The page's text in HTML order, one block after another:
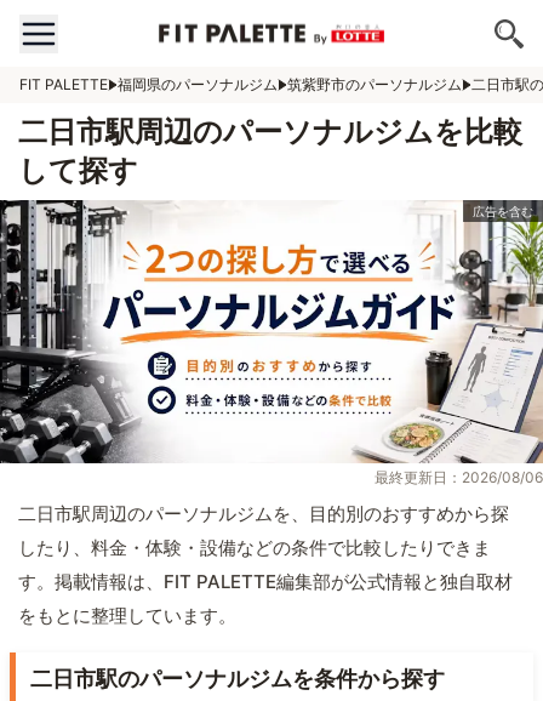
FIT PALETTE 福岡県のパーソナルジム 筑紫野市のパーソナルジム 二日市駅
二日市駅周辺のパーソナルジムを比較
して探す
最終更新日：2026/08/06
二日市駅周辺のパーソナルジムを、目的別のおすすめから探
したり、料金・体験・設備などの条件で比較したりできま
す。掲載情報は、FIT PALETTE編集部が公式情報と独自取材
をもとに整理しています。
二日市駅のパーソナルジムを条件から探す